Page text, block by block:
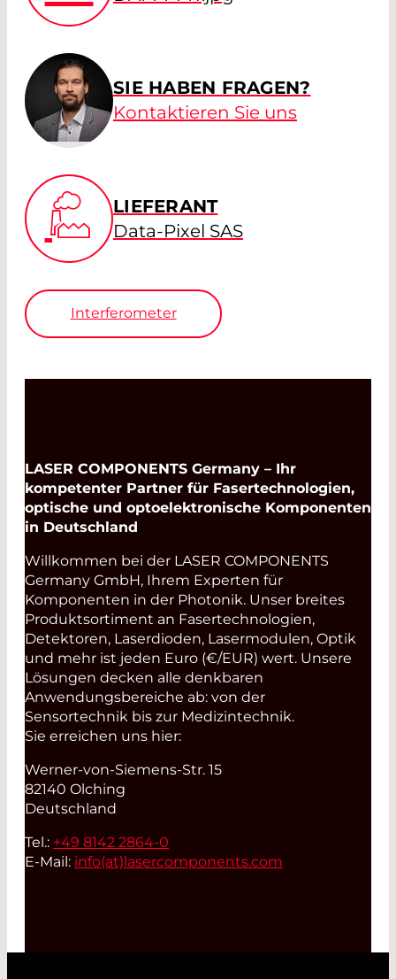
SIE HABEN FRAGEN?
Kontaktieren Sie uns
LIEFERANT
Data-Pixel SAS
Interferometer
LASER COMPONENTS Germany – Ihr
kompetenter Partner für Fasertechnologien,
optische und optoelektronische Komponenten
in Deutschland
Willkommen bei der LASER COMPONENTS
Germany GmbH, Ihrem Experten für
Komponenten in der Photonik. Unser breites
Produktsortiment an Fasertechnologien,
Detektoren, Laserdioden, Lasermodulen, Optik
und mehr ist jeden Euro (€/EUR) wert. Unsere
Lösungen decken alle denkbaren
Anwendungsbereiche ab: von der
Sensortechnik bis zur Medizintechnik.
Sie erreichen uns hier:
Werner-von-Siemens-Str. 15
82140 Olching
Deutschland
Tel.: +49 8142 2864-0
E-Mail: info(at)lasercomponents.com